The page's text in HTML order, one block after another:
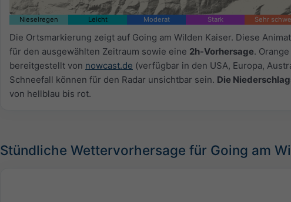
Nieselregen Leicht Moderat Stark Sehr
Die Ortsmarkierung zeigt auf Going am Wilden Kaiser. Diese
für den ausgewählten Zeitraum sowie eine 2h-Vorhersage.
bereitgestellt von nowcast.de (verfügbar in den USA, Europa,
Schneefall können für den Radar unsichtbar sein. Die
von hellblau bis rot.
Stündliche Wettervorhersage für Going am